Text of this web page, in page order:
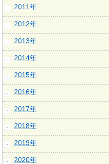
2011年
2012年
2013年
2014年
2015年
2016年
2017年
2018年
2019年
2020年